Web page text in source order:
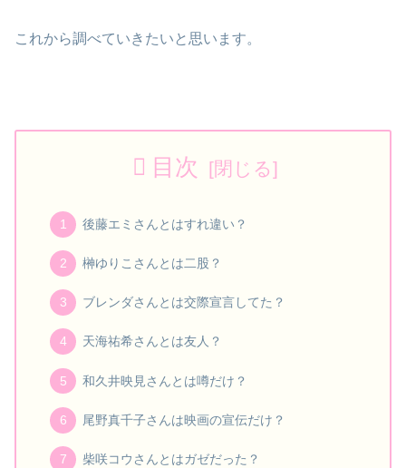
これから調べていきたいと思います。
目次
後藤エミさんとはすれ違い？
榊ゆりこさんとは二股？
ブレンダさんとは交際宣言してた？
天海祐希さんとは友人？
和久井映見さんとは噂だけ？
尾野真千子さんは映画の宣伝だけ？
柴咲コウさんとはガゼだった？